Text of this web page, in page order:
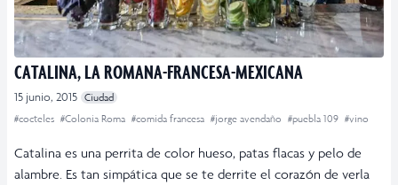
CATALINA, LA ROMANA-FRANCESA-MEXICANA
15 junio, 2015 Ciudad
#cocteles #Colonia Roma #comida francesa #jorge avendaño #puebla 109 #vino
Catalina es una perrita de color hueso, patas flacas y pelo de
alambre. Es tan simpática que se te derrite el corazón de verla